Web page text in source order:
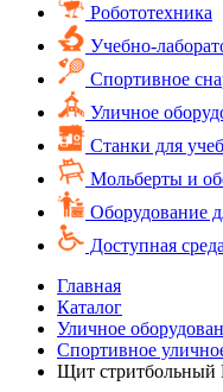
Робототехника
Учебно-
Спортивное
Уличное
Cтанки для
Мольберты и
Оборудование
Доступная среда
Главная
Каталог
Уличное
Спортивное
Щит стритбольный